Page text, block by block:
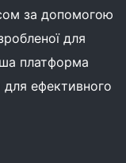
за допомогою
для
платформа
для ефективного